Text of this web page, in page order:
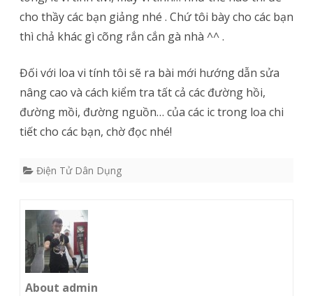
cho thầy các bạn giảng nhé . Chứ tôi bày cho các bạn
thì chả khác gì cõng rắn cắn gà nhà ^^ .
Đối với loa vi tính tôi sẽ ra bài mới hướng dẫn sửa
nâng cao và cách kiểm tra tất cả các đường hồi,
đường mồi, đường nguồn… của các ic trong loa chi
tiết cho các bạn, chờ đọc nhé!
Điện Tử Dân Dụng
About admin